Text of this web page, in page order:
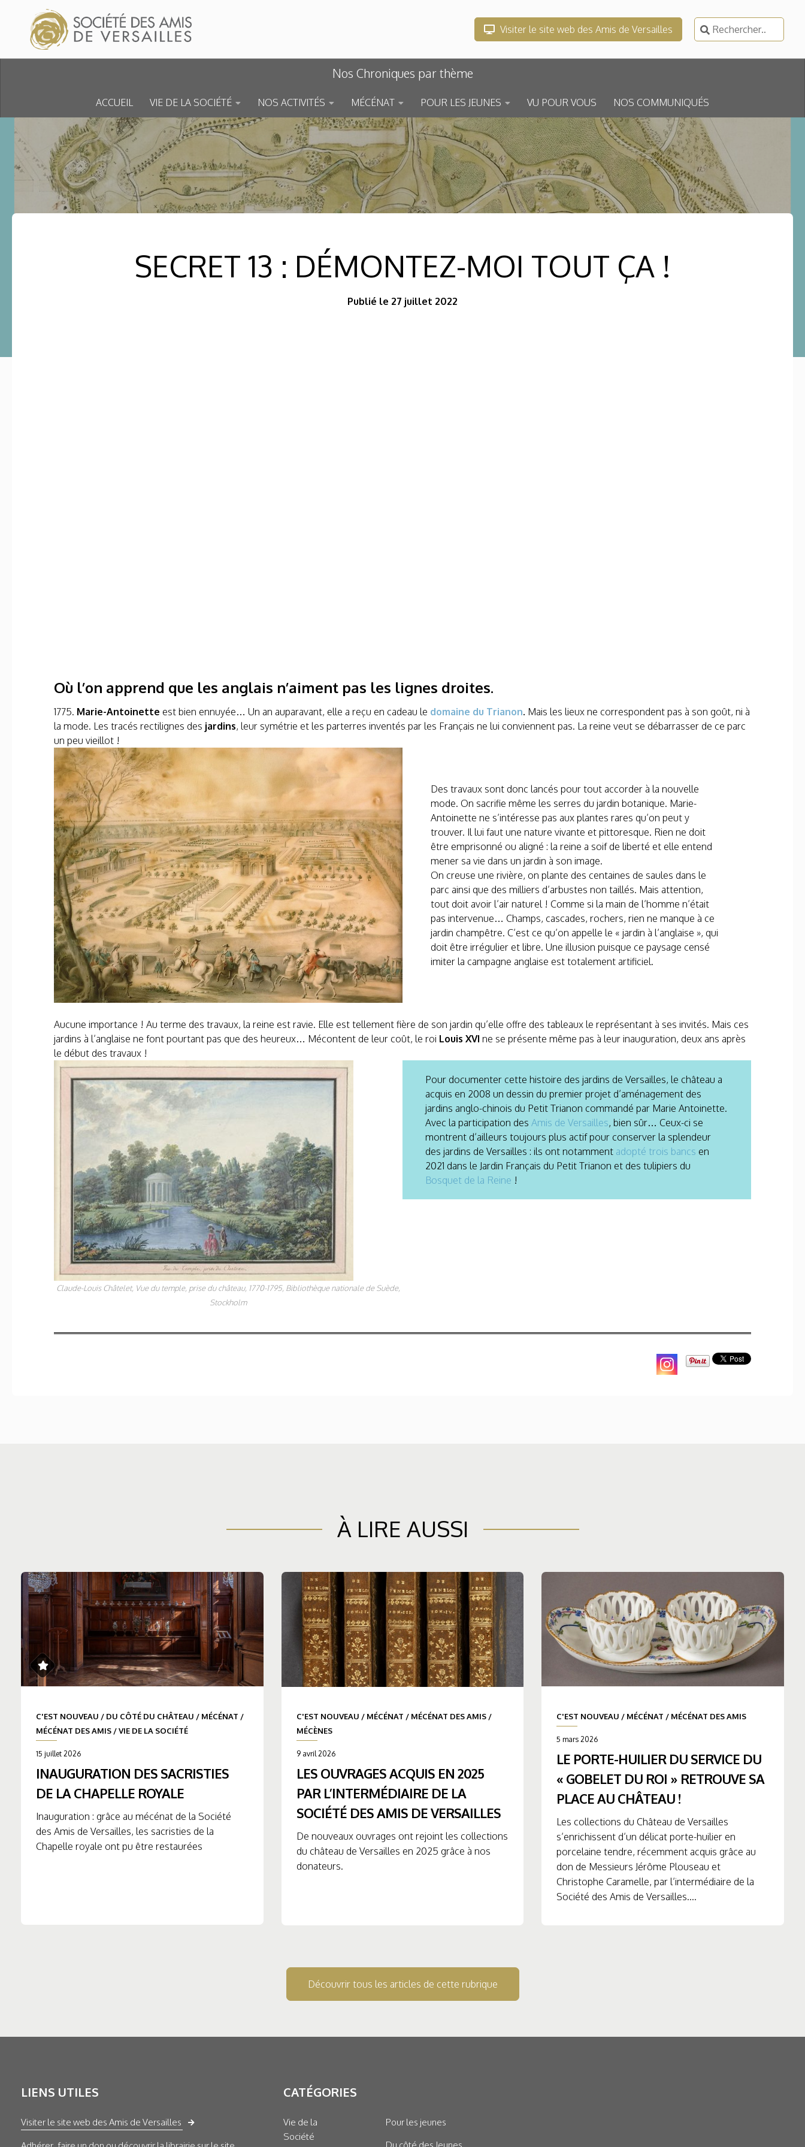
Skip to content
Visiter le site web des Amis de Versailles
Rechercher :
Nos Chroniques par thème
ACCUEIL VIE DE LA SOCIÉTÉ NOS ACTIVITÉS MÉCÉNAT POUR LES JEUNES VU POUR VOUS NOS COMMUNIQUÉS
SECRET 13 : DÉMONTEZ-MOI TOUT ÇA !
Publié le 27 juillet 2022
Où l’on apprend que les anglais n’aiment pas les lignes droites.
1775. Marie-Antoinette est bien ennuyée… Un an auparavant, elle a reçu en cadeau le domaine du Trianon. Mais les lieux ne correspondent pas à son goût, ni à
la mode. Les tracés rectilignes des jardins, leur symétrie et les parterres inventés par les Français ne lui conviennent pas. La reine veut se débarrasser de ce parc
un peu vieillot !
Des travaux sont donc lancés pour tout accorder à la nouvelle
mode. On sacrifie même les serres du jardin botanique. Marie-
Antoinette ne s’intéresse pas aux plantes rares qu’on peut y
trouver. Il lui faut une nature vivante et pittoresque. Rien ne doit
être emprisonné ou aligné : la reine a soif de liberté et elle entend
mener sa vie dans un jardin à son image.
On creuse une rivière, on plante des centaines de saules dans le
parc ainsi que des milliers d’arbustes non taillés. Mais attention,
tout doit avoir l’air naturel ! Comme si la main de l’homme n’était
pas intervenue… Champs, cascades, rochers, rien ne manque à ce
jardin champêtre. C’est ce qu’on appelle le « jardin à l’anglaise », qui
doit être irrégulier et libre. Une illusion puisque ce paysage censé
imiter la campagne anglaise est totalement artificiel.
Aucune importance ! Au terme des travaux, la reine est ravie. Elle est tellement fière de son jardin qu’elle offre des tableaux le représentant à ses invités. Mais ces
jardins à l’anglaise ne font pourtant pas que des heureux… Mécontent de leur coût, le roi Louis XVI ne se présente même pas à leur inauguration, deux ans après
le début des travaux !
Claude-Louis Châtelet, Vue du temple, prise du château, 1770-1795, Bibliothèque nationale de Suède,
Stockholm
Pour documenter cette histoire des jardins de Versailles, le château a
acquis en 2008 un dessin du premier projet d’aménagement des
jardins anglo-chinois du Petit Trianon commandé par Marie Antoinette.
Avec la participation des Amis de Versailles, bien sûr… Ceux-ci se
montrent d’ailleurs toujours plus actif pour conserver la splendeur
des jardins de Versailles : ils ont notamment adopté trois bancs en
2021 dans le Jardin Français du Petit Trianon et des tulipiers du
Bosquet de la Reine !
À LIRE AUSSI
C'EST NOUVEAU / DU CÔTÉ DU CHÂTEAU / MÉCÉNAT /
MÉCÉNAT DES AMIS /VIE DE LA SOCIÉTÉ
15 juillet 2026
INAUGURATION DES SACRISTIES
DE LA CHAPELLE ROYALE
Inauguration : grâce au mécénat de la Société
des Amis de Versailles, les sacristies de la
Chapelle royale ont pu être restaurées
C'EST NOUVEAU / MÉCÉNAT / MÉCÉNAT DES AMIS/
MÉCÈNES
9 avril 2026
LES OUVRAGES ACQUIS EN 2025
PAR L’INTERMÉDIAIRE DE LA
SOCIÉTÉ DES AMIS DE VERSAILLES
De nouveaux ouvrages ont rejoint les collections
du château de Versailles en 2025 grâce à nos
donateurs.
C'EST NOUVEAU / MÉCÉNAT / MÉCÉNAT DES AMIS
5 mars 2026
LE PORTE-HUILIER DU SERVICE DU
« GOBELET DU ROI » RETROUVE SA
PLACE AU CHÂTEAU !
Les collections du Château de Versailles
s’enrichissent d’un délicat porte-huilier en
porcelaine tendre, récemment acquis grâce au
don de Messieurs Jérôme Plouseau et
Christophe Caramelle, par l’intermédiaire de la
Société des Amis de Versailles....
Découvrir tous les articles de cette rubrique
LIENS UTILES
Visiter le site web des Amis de Versailles
CATÉGORIES
Vie de la
Société
Pour les jeunes